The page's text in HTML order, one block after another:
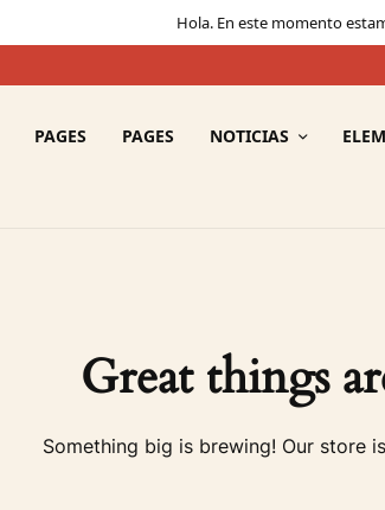
Hola. En este momento
PAGES PAGES NOTICIAS
Great things
Something big is brewing! Our store